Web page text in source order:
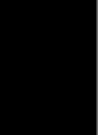
Fitness Market